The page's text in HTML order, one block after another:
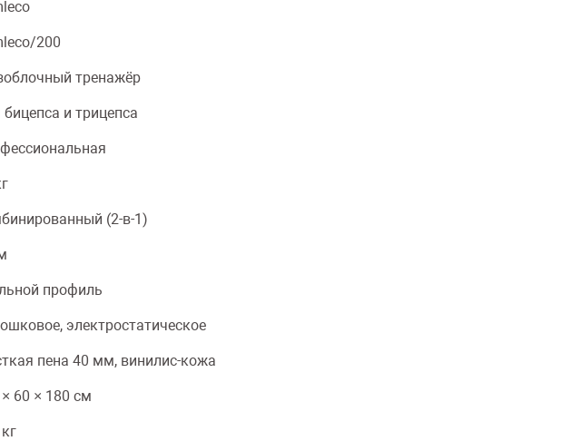
200
тренажёр
и трицепса
(2-в-1)
профиль
электростатическое
пена 40 мм, винилис-кожа
60 × 180 см